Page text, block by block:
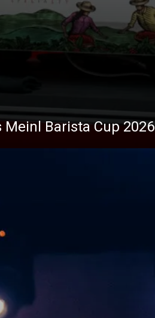
Barista Cup 2026